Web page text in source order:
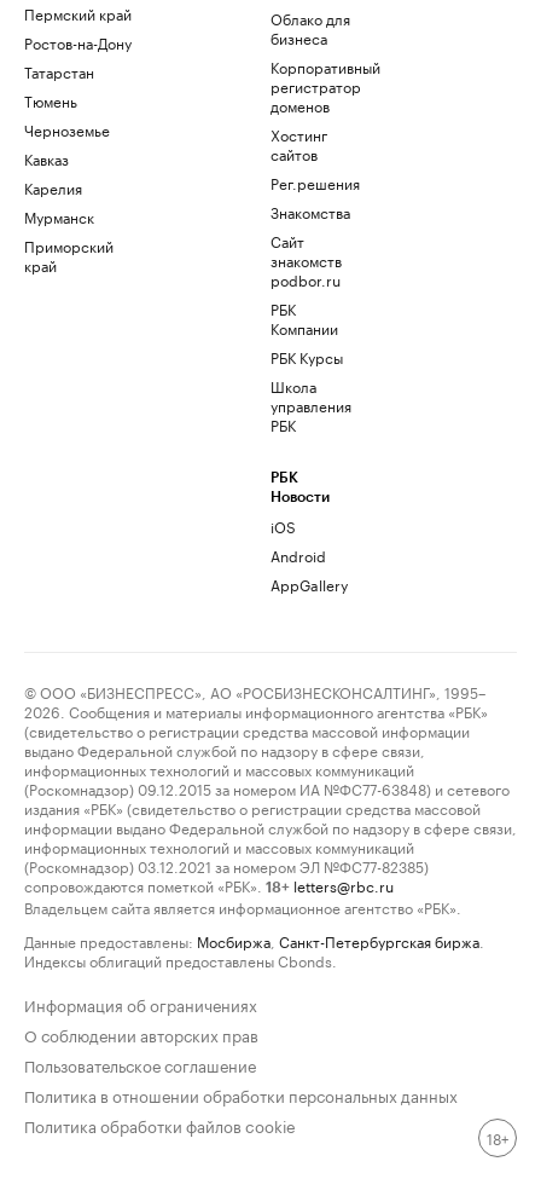
Пермский край
Ростов-на-Дону
Татарстан
Тюмень
Черноземье
Кавказ
Карелия
Мурманск
Приморский
край
Облако для
бизнеса
Корпоративный
регистратор
доменов
Хостинг
сайтов
Рег.решения
Знакомства
Сайт
знакомств
podbor.ru
РБК
Компании
РБК Курсы
Школа
управления
РБК
РБК
Новости
iOS
Android
AppGallery
© ООО «БИЗНЕСПРЕСС», АО «РОСБИЗНЕСКОНСАЛТИНГ», 1995–
2026. Сообщения и материалы информационного агентства «РБК»
(свидетельство о регистрации средства массовой информации
выдано Федеральной службой по надзору в сфере связи,
информационных технологий и массовых коммуникаций
(Роскомнадзор) 09.12.2015 за номером ИА №ФС77-63848) и сетевого
издания «РБК» (свидетельство о регистрации средства массовой
информации выдано Федеральной службой по надзору в сфере связи,
информационных технологий и массовых коммуникаций
(Роскомнадзор) 03.12.2021 за номером ЭЛ №ФС77-82385)
сопровождаются пометкой «РБК».
18+ letters@rbc.ru
Владельцем сайта является информационное агентство «РБК».
Данные предоставлены: Мосбиржа Санкт-Петербургская биржа
Индексы облигаций предоставлены Cbonds.
Информация об ограничениях
О соблюдении авторских прав
Пользовательское соглашение
Политика в отношении обработки персональных данных
Политика обработки файлов cookie
18+